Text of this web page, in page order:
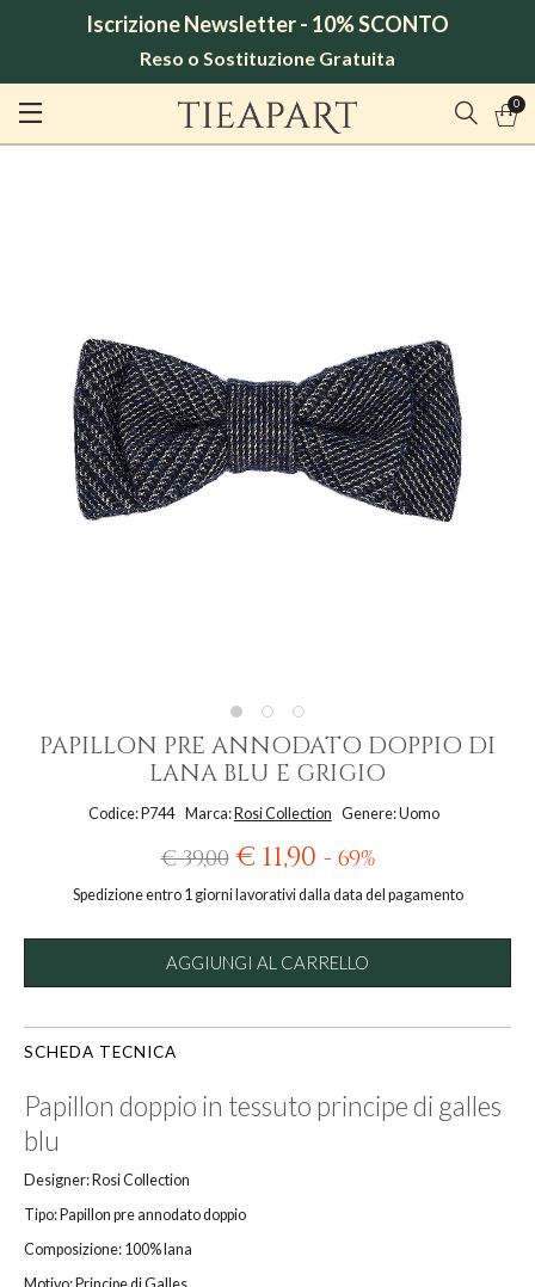
Iscrizione Newsletter - 10% SCONTO
Reso o Sostituzione Gratuita
0
PAPILLON PRE ANNODATO DOPPIO DI
LANA BLU E GRIGIO
Codice: P744 Marca: Rosi Collection Genere: Uomo
€ 39,00 € 11,90 - 69%
Spedizione entro 1 giorni lavorativi dalla data del pagamento
AGGIUNGI AL CARRELLO
SCHEDA TECNICA
Papillon doppio in tessuto principe di galles
blu
Designer: Rosi Collection
Tipo: Papillon pre annodato doppio
Composizione: 100% lana